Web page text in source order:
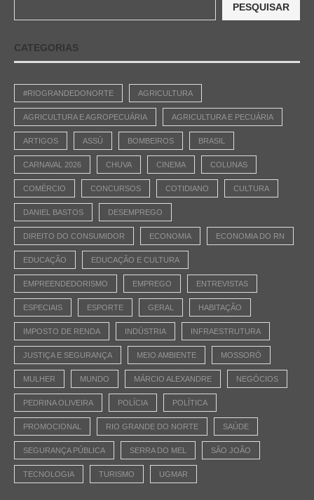
PESQUISAR
CATEGORIAS
#RIOGRANDEDONORTE AGRICULTURA
AGRICULTURA E AGROPECUÁRIA AGRICULTURA E PECUÁRIA
ARTIGOS ASSÚ BOMBEIROS BRASIL
CARNAVAL 2026 CHUVA CINEMA COLUNAS
COMÉRCIO CONCURSOS COTIDIANO CULTURA
DANIEL BASTOS DESEMPREGO
DIREITO DO CONSUMIDOR ECONOMIA ECONOMIA DO RN
EDUCAÇÃO EDUCAÇÃO E CULTURA
EMPREENDEDORISMO EMPREGO ENTREVISTAS
ESPECIAIS ESPORTE GERAL HABITAÇÃO
IMPOSTO DE RENDA INDÚSTRIA INFRAESTRUTURA
JUSTIÇA E SEGURANÇA MEIO AMBIENTE MOSSORÓ
MULHER MUNDO MÁRCIO ALEXANDRE NEGÓCIOS
PEDRINA OLIVEIRA POLÍCIA POLÍTICA
PROMOCIONAL RIO GRANDE DO NORTE SAÚDE
SEGURANÇA PÚBLICA SERRA DO MEL SÃO JOÃO
TECNOLOGIA TURISMO UGMAR